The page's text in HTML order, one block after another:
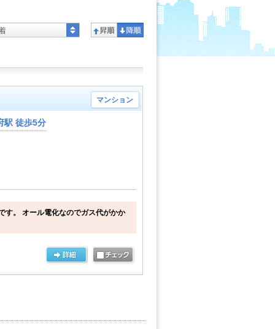
マンション
駅 徒歩5分
す。 オール電化なのでガス代がかか